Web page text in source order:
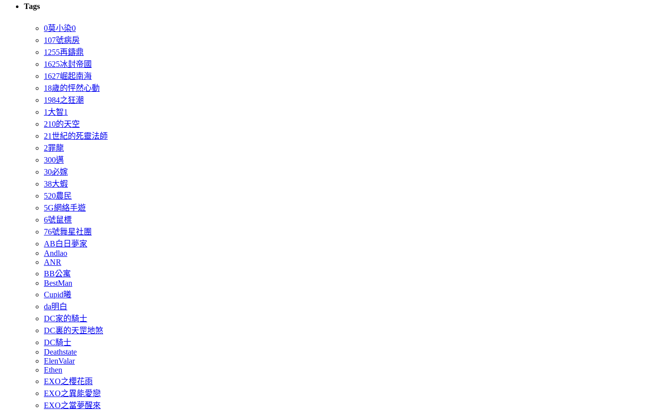
Tags
0莫小染0
107號病房
1255再鑄鼎
1625冰封帝國
1627崛起南海
18歲的怦然心動
1984之狂潮
1大智1
210的天空
21世紀的死靈法師
2罪龍
300邁
30必嫁
38大蝦
520農民
5G網絡手遊
6號鼠標
76號舞星社團
AB白日夢家
Andlao
ANR
BB公寓
BestMan
Cupid曦
da明白
DC家的騎士
DC裏的天罡地煞
DC騎士
Deathstate
ElenValar
Ethen
EXO之櫻花雨
EXO之異能愛戀
EXO之當夢醒來